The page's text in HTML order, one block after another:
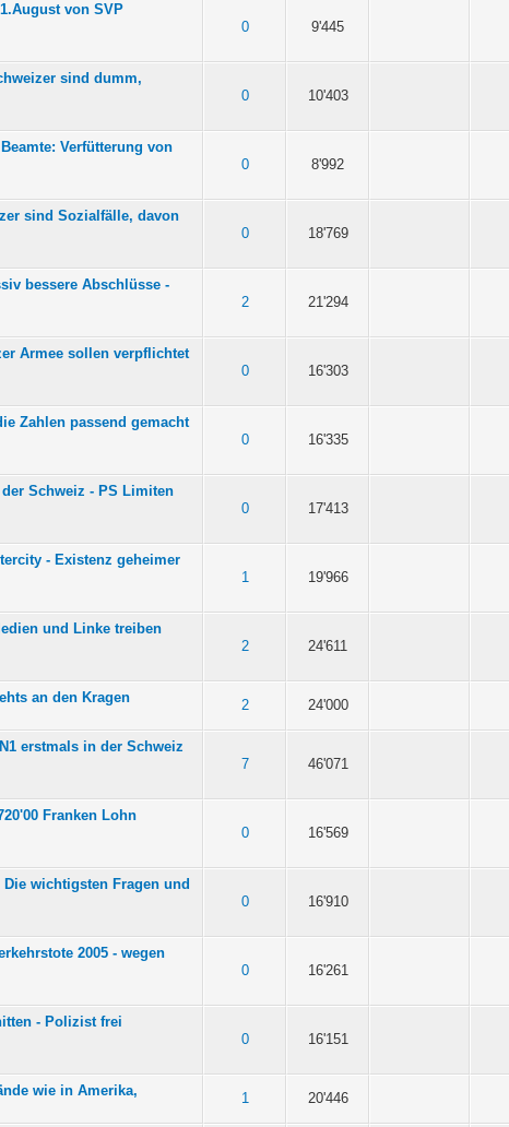
von SVP
0 9'445
sind dumm,
0 10'403
Verfütterung von
0 8'992
sind Sozialfälle, davon
0 18'769
bessere Abschlüsse -
2 21'294
Armee sollen verpflichtet
0 16'303
Zahlen passend gemacht
0 16'335
Schweiz - PS Limiten
0 17'413
- Existenz geheimer
1 19'966
und Linke treiben
2 24'611
an den Kragen 2 24'000
erstmals in der Schweiz
7 46'071
Franken Lohn
0 16'569
wichtigsten Fragen und
0 16'910
2005 - wegen
0 16'261
- Polizist frei
0 16'151
wie in Amerika, 1 20'446